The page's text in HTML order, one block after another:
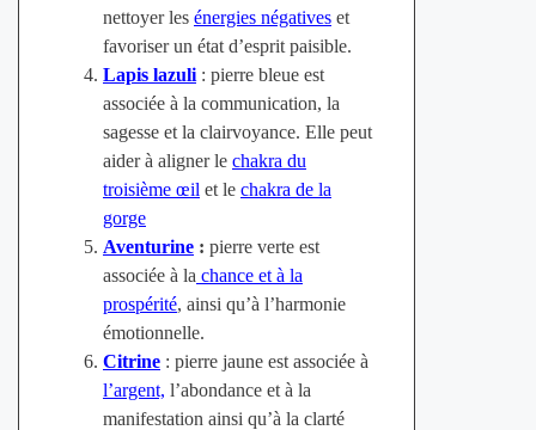
nettoyer les énergies négativeset
favoriser un état d’esprit paisible.
Lapis lazuli: pierre bleue est
associée à la communication, la
sagesse et la clairvoyance. Elle peut
aider à aligner le chakra du
troisième œil et le chakra de la
gorge
Aventurine: pierre verte est
associée à la chance et à la
prospérité, ainsi qu’à l’harmonie
émotionnelle.
Citrine: pierre jaune est associée à
l’argent, l’abondance et à la
manifestation ainsi qu’à la clarté